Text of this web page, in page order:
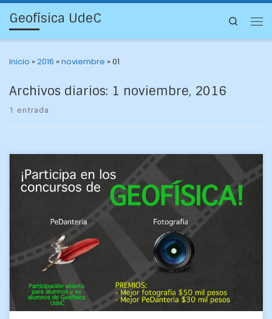
Geofísica UdeC Search
Inicio »2016 »noviembre »01
Archivos diarios: 1 noviembre, 2016
1 entrada
1- Concurso fotográfico digital «Geofísica en la naturaleza»
Temática Se propone que las fotografías den cuenta de
momentos o situaciones en que la fuerza […]